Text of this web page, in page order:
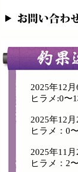
2025年12月
ヒラメ:0〜
2025年12月
ヒラメ：0
2025年11月
ヒラメ：2